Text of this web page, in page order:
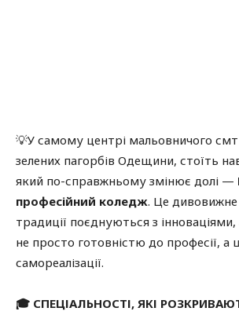
💡У самому центрі мальовничого
зелених пагорбів Одещини, стоїть
який по-справжньому змінює долі —
професійний коледж. Це дивовижне
традиції поєднуються з
не просто готовністю до професії, а
самореалізації.
🎓 СПЕЦІАЛЬНОСТІ, ЯКІ